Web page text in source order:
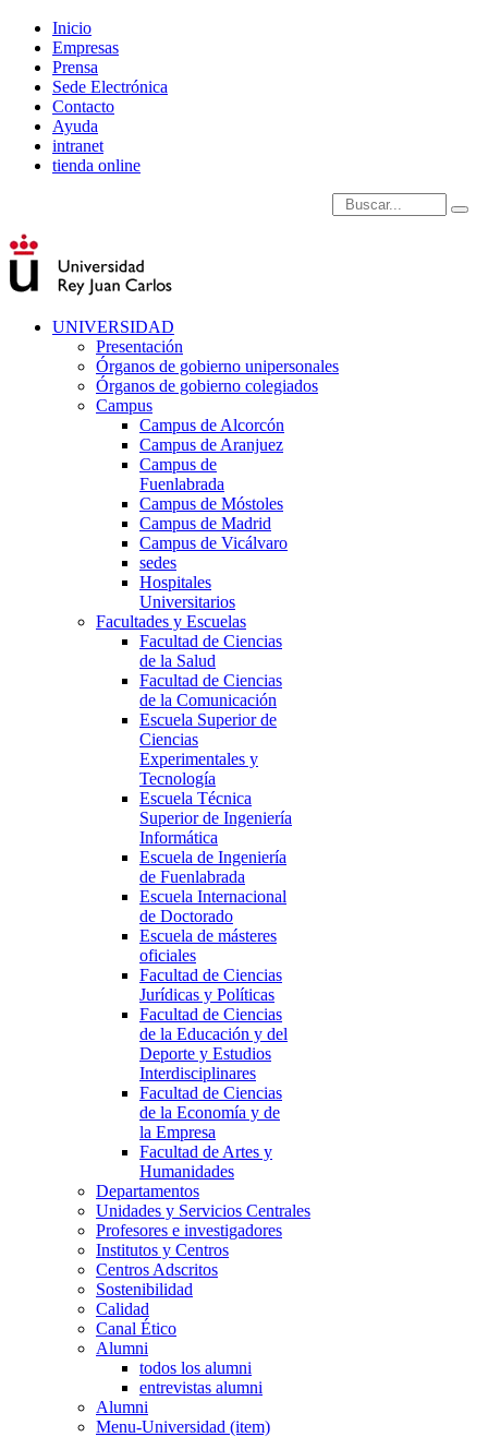
Inicio
Empresas
Prensa
Sede Electrónica
Contacto
Ayuda
intranet
tienda online
Introduce términos de
UNIVERSIDAD
Presentación
Órganos de gobierno unipersonales
Órganos de gobierno colegiados
Campus
Campus de Alcorcón
Campus de Aranjuez
Campus de
Fuenlabrada
Campus de Móstoles
Campus de Madrid
Campus de Vicálvaro
sedes
Hospitales
Universitarios
Facultades y Escuelas
Facultad de Ciencias
de la Salud
Facultad de Ciencias
de la Comunicación
Escuela Superior de
Ciencias
Experimentales y
Tecnología
Escuela Técnica
Superior de Ingeniería
Informática
Escuela de Ingeniería
de Fuenlabrada
Escuela Internacional
de Doctorado
Escuela de másteres
oficiales
Facultad de Ciencias
Jurídicas y Políticas
Facultad de Ciencias
de la Educación y del
Deporte y Estudios
Interdisciplinares
Facultad de Ciencias
de la Economía y de
la Empresa
Facultad de Artes y
Humanidades
Departamentos
Unidades y Servicios Centrales
Profesores e investigadores
Institutos y Centros
Centros Adscritos
Sostenibilidad
Calidad
Canal Ético
Alumni
todos los alumni
entrevistas alumni
Alumni
Menu-Universidad (item)